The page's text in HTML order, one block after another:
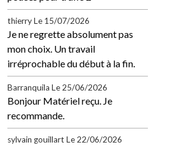
thierry Le 15/07/2026
Je ne regrette absolument pas
mon choix. Un travail
irréprochable du début à la fin.
Barranquila Le 25/06/2026
Bonjour Matériel reçu. Je
recommande.
sylvain gouillart Le 22/06/2026